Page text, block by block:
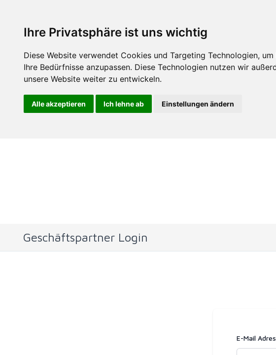
Ihre Privatsphäre ist uns wichtig
Diese Website verwendet Cookies und Targeting Technologien,
Ihre Bedürfnisse anzupassen. Diese Technologien nutzen wir
unsere Website weiter zu entwickeln.
Alle akzeptieren Ich lehne ab Einstellungen ändern
+49 7131-8986990
AI IT-MITTELSTAND IT-NOTARIATE IT-
Geschäftspartner Login
E-Mail